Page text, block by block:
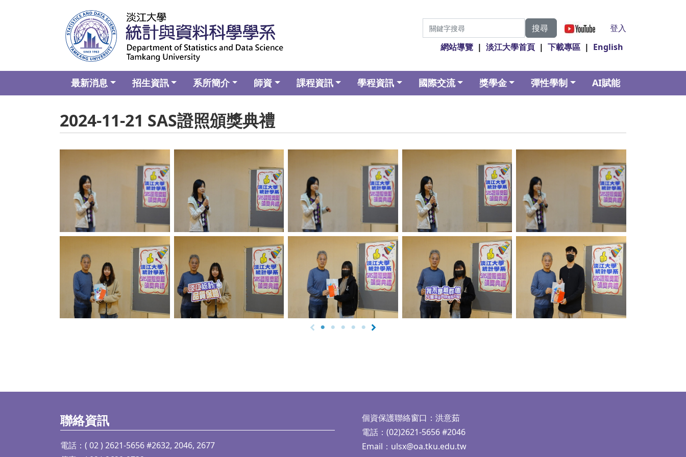
搜尋
登入
網站導覽 | 淡江大學首頁 | 下載專區 | English
最新消息 招生資訊 系所簡介 師資 課程資訊 學程資訊 國際交流 獎學金 彈性學制 AI賦能
2024-11-21 SAS證照頒獎典禮
No Caption No Caption No Caption
No Caption No Caption No Caption No Caption No Caption
聯絡資訊
電話：( 02 ) 2621-5656 #2632, 2046, 2677
個資保護聯絡窗口：洪意茹
電話：(02)2621-5656 #2046
Email： ulsx@oa.tku.edu.tw